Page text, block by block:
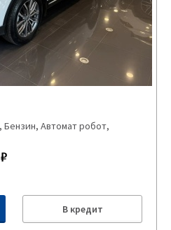
Бензин, Автомат робот,
В кредит